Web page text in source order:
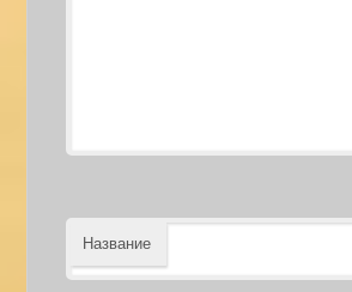
Название